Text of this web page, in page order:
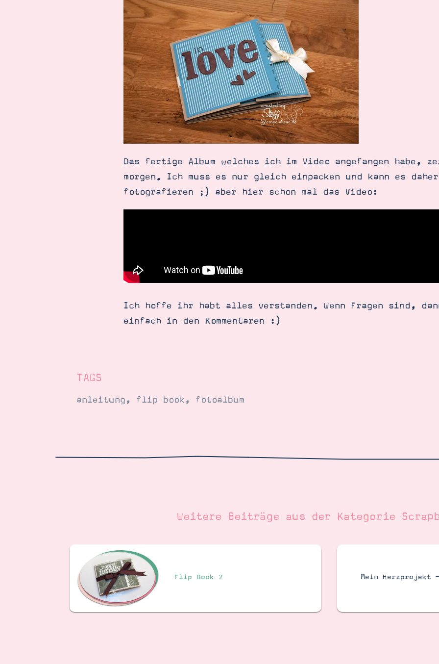
Datenschutz
SUCHE
Das fertige Album welches ich im Video angefangen habe,
morgen. Ich muss es nur gleich einpacken und kann es
fotografieren ;) aber hier schon mal das Video:
Ich hoffe ihr habt alles verstanden. Wenn Fragen sind,
einfach in den Kommentaren :)
TAGS
anleitung, flip book, fotoalbum
Weitere Beiträge aus der Kategorie
Flip Book 2 Mein Herzprojekt